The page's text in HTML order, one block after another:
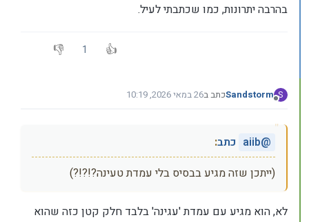
בהרבה יתרונות, כמו שכתבתי לעיל.
1
S
מנותק
Sandstormכתב ב26 במאי 2026, 10:19
נערך לאחרונה על ידי Sandstorm
@
aiib כתב:
(ייתכן שזה מגיע בבסיס בלי עמדת טעינה?!?!?)
לא, הוא מגיע עם עמדת 'עגינה' בלבד חלק קטן כזה שהוא